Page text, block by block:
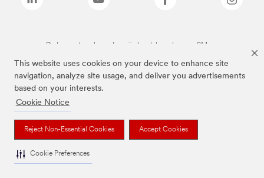
This website uses cookies on your device to enhance site
navigation, analyze site usage, and deliver you advertisements
based on your interests.
Cookie Notice
Reject Non-Essential Cookies Accept Cookies
Cookie Preferences
De bovenstaande merken zijn handelsmerken van 3M.we